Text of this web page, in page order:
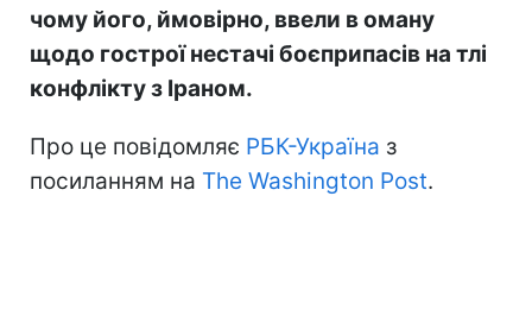
чому його, ймовірно, ввели в оману
щодо гострої нестачі боєприпасів на тлі
конфлікту з Іраном.
Про це повідомляє РБК-Україна з
посиланням на The Washington Post.